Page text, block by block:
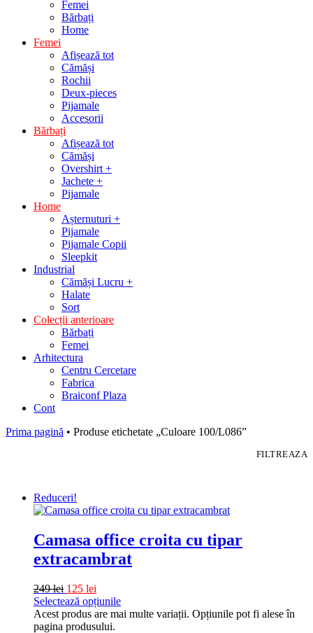
Femei
Bărbați
Home
Femei
Afișează tot
Cămăși
Rochii
Deux-pieces
Pijamale
Accesorii
Bărbați
Afișează tot
Cămăși
Overshirt +
Jachete +
Pijamale
Home
Așternuturi +
Pijamale
Pijamale Copii
Sleepkit
Industrial
Cămăși Lucru +
Halate
Sort
Colecții anterioare
Bărbați
Femei
Arhitectura
Centru Cercetare
Fabrica
Braiconf Plaza
Cont
Prima pagină • Produse etichetate „Culoare 100/L086”
FILTREAZA
Reduceri!
Camasa office croita cu tipar
extracambrat
249lei 125 lei
Selectează opțiunile
Acest produs are mai multe variații. Opțiunile pot fi alese în
pagina produsului.